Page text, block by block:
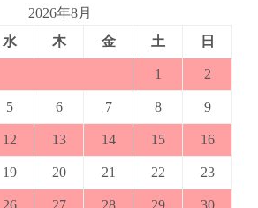
2026年8月
水 木 金 土 日
1 2
5 6 7 8 9
12 13 14 15 16
19 20 21 22 23
26 27 28 29 30